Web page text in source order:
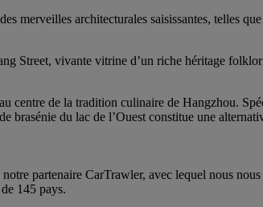
merveilles architecturales saisissantes, telles
Street, vivante vitrine d’un riche héritage
centre de la tradition culinaire de Hangzhou.
brasénie du lac de l’Ouest constitue une
partenaire CarTrawler, avec lequel nous
145 pays.